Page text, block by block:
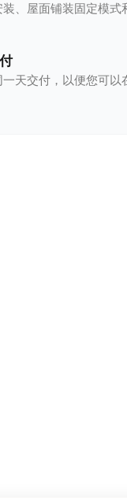
、屋面铺装固定模
天交付，以便您可